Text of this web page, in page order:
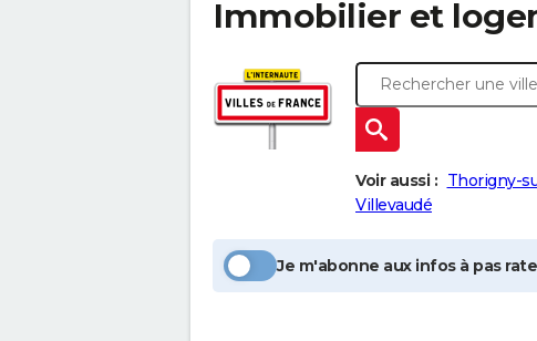
Immobilier et
Voir aussi : Thorigny-
Villevaudé
Je m'abonne aux infos à pas